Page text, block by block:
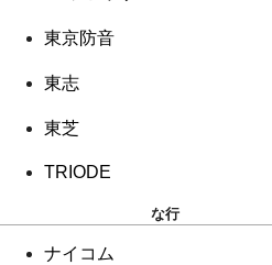
東京防音
東志
東芝
TRIODE
な行
ナイコム